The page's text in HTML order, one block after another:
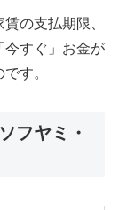
の支払期限、
今すぐ」お金が
す。
フヤミ・